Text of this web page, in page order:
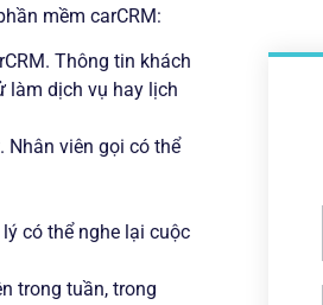
mềm carCRM:
Thông tin khách
làm dịch vụ hay lịch
Nhân viên gọi có thể
có thể nghe lại cuộc
trong tuần, trong